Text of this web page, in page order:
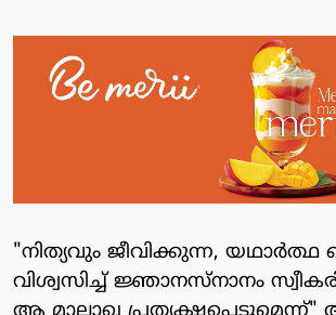
"നിത്യവും ജീവിക്കുന്ന,
വിശ്വസിച്ച് ജ്ഞാനസ്‌നാനം